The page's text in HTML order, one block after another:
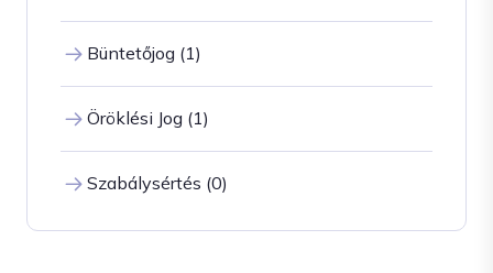
Büntetőjog (1)
Öröklési Jog (1)
Szabálysértés (0)